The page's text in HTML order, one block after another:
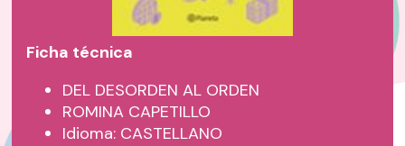
Ficha técnica
DEL DESORDEN AL ORDEN
ROMINA CAPETILLO
Idioma: CASTELLANO